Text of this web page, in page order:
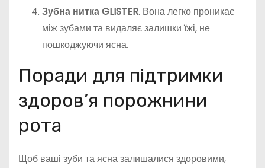
Зубна нитка GLISTER. Вона легко проникає
між зубами та видаляє залишки їжі, не
пошкоджуючи ясна.
Поради для підтримки
здоров’я порожнини
рота
Щоб ваші зуби та ясна залишалися здоровими,